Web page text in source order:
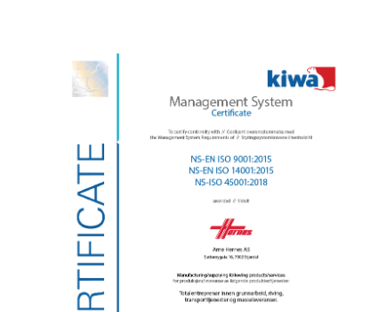
Vi er ISO-sertifisert!
Uncategorized